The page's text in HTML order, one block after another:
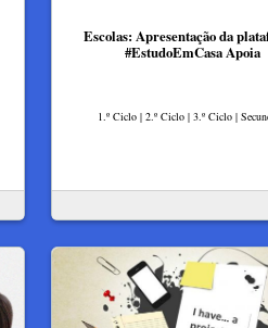
Escolas: Apresentação da
#EstudoEmCasa Apoia
1.º Ciclo | 2.º Ciclo | 3.º Ciclo |